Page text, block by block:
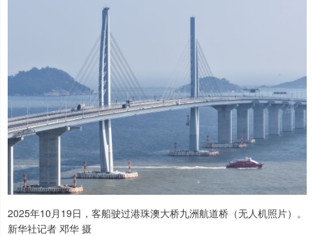
2025年10月19日，客船驶过港珠澳大桥九洲航道桥（无人机照片）。
新华社记者 邓华 摄